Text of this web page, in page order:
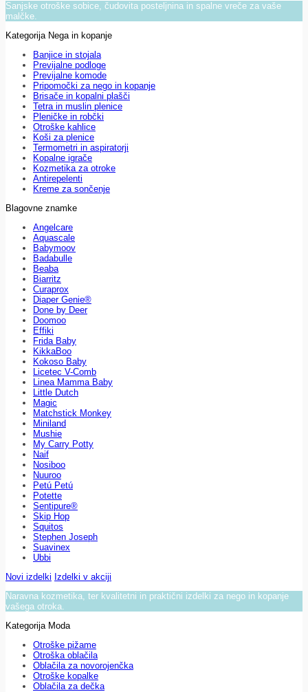
Sanjske otroške sobice, čudovita posteljnina in spalne vreče za vaše
malčke.
Kategorija Nega in kopanje
Banjice in stojala
Previjalne podloge
Previjalne komode
Pripomočki za nego in kopanje
Brisače in kopalni plašči
Tetra in muslin plenice
Pleničke in robčki
Otroške kahlice
Koši za plenice
Termometri in aspiratorji
Kopalne igrače
Kozmetika za otroke
Antirepelenti
Kreme za sončenje
Blagovne znamke
Angelcare
Aquascale
Babymoov
Badabulle
Beaba
Biarritz
Curaprox
Diaper Genie®
Done by Deer
Doomoo
Effiki
Frida Baby
KikkaBoo
Kokoso Baby
Licetec V-Comb
Linea Mamma Baby
Little Dutch
Magic
Matchstick Monkey
Miniland
Mushie
My Carry Potty
Naif
Nosiboo
Nuuroo
Petú Petú
Potette
Sentipure®
Skip Hop
Squitos
Stephen Joseph
Suavinex
Ubbi
Novi izdelki Izdelki v akciji
Naravna kozmetika, ter kvalitetni in praktični izdelki za nego in kopanje
vašega otroka.
Kategorija Moda
Otroške pižame
Otroška oblačila
Oblačila za novorojenčka
Otroške kopalke
Oblačila za dečka